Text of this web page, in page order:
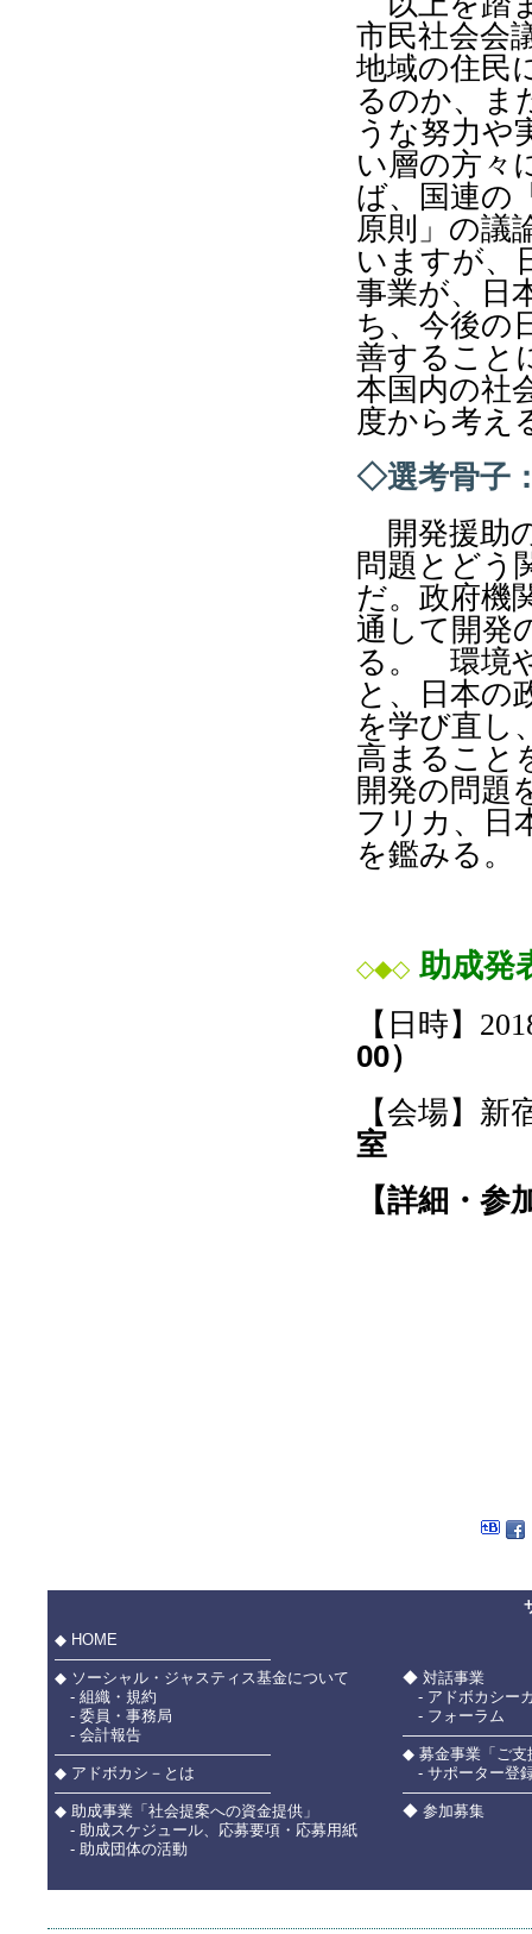
市民社会会
地域の住民
るのか、ま
うな努力や
い層の方々
ば、国連の
原則」の議
いますが、
事業が、日
ち、今後の
善すること
本国内の社
度から考え
◇選考骨子
開発援助
問題とどう
だ。政府機
通して開発
る。 環境
と、日本の
を学び直し
高まること
開発の問題
フリカ、日
を鑑みる。
◇◆◇助成発
【日時】
00）
【会場】新
室
【詳細・参
◆ HOME
――――――――――――――
◆ ソーシャル・ジャスティス基金について
- 組織・規約
- 委員・事務局
- 会計報告
――――――――――――――
◆ アドボカシ－とは
――――――――――――――
◆ 助成事業「社会提案への資金提供」
- 助成スケジュール、応募要項・応募用紙
- 助成団体の活動
◆ 対話事業
- アドボカシー
- フォーラム
◆ 募金事業「ご支
- サポーター登
◆ 参加募集